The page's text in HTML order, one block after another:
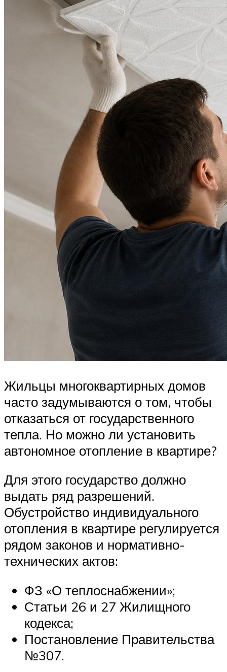
Жильцы многоквартирных домов
часто задумываются о том, чтобы
отказаться от государственного
тепла. Но можно ли установить
автономное отопление в квартире?
Для этого государство должно
выдать ряд разрешений.
Обустройство индивидуального
отопления в квартире регулируется
рядом законов и нормативно-
технических актов:
ФЗ «О теплоснабжении»;
Статьи 26 и 27 Жилищного
кодекса;
Постановление Правительства
№307.